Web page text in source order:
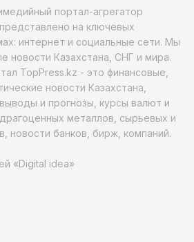
портал-агрегатор
на ключевых
интернет и социальные сети. Мы
новости Казахстана, СНГ и мира.
TopPress.kz - это финансовые,
новости Казахстана,
и прогнозы, курсы валют и
металлов, сырьевых и
новости банков, бирж, компаний.
«Digital idea»